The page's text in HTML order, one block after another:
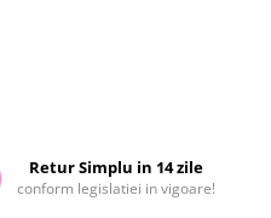
Retur Simplu in 14 zile
conform legislatiei in vigoare!